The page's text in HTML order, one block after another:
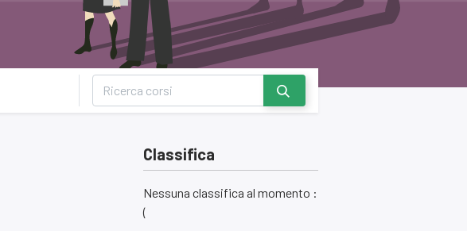
Classifica
Nessuna classifica al momento :
(